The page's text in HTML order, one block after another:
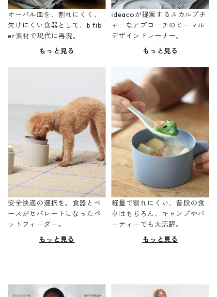
オーバル皿を、割れにくく、
欠けにくい食器として、b fib
er素材で現代に再現。
もっと見る
ideacoが提案するスカルプチ
ャーなアプローチのミニマル
デザインドレーナー。
もっと見る
安全快適の選択を。食器とベ
ースがセパレートになったペ
ットフィーダー。
もっと見る
軽量で割れにくい、普段の食
卓はもちろん、キャンプやパ
ーティーでも大活躍。
もっと見る